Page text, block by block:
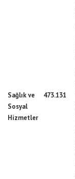
Sağlık ve
Sosyal
Hizmetler
473.131